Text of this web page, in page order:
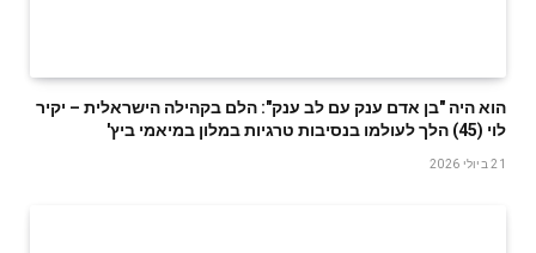
הוא היה "בן אדם ענק עם לב ענק": הלם בקהילה הישראלית – יקיר
לוי (45) הלך לעולמו בנסיבות טרגיות במלון במיאמי ביץ'
21 ביולי 2026